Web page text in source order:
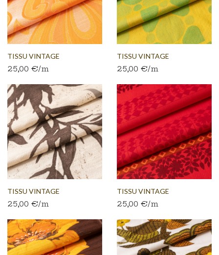
TISSU VINTAGE
AUTHENTIQUE...
25,00 €/m
TISSU VINTAGE
AUTHENTIQUE...
25,00 €/m
TISSU VINTAGE
AUTHENTIQUE...
25,00 €/m
TISSU VINTAGE
AUTHENTIQUE...
25,00 €/m